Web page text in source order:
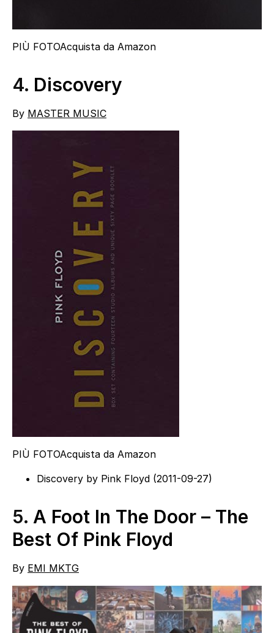
PIÙ FOTOAcquista da Amazon
4. Discovery
By MASTER MUSIC
PIÙ FOTOAcquista da Amazon
Discovery by Pink Floyd (2011-09-27)
5. A Foot In The Door – The
Best Of Pink Floyd
By EMI MKTG